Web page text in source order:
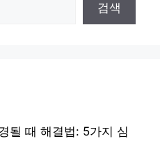
검색
될 때 해결법: 5가지 심